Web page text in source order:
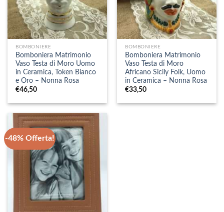
BOMBONIERE
Bomboniera Matrimonio
Vaso Testa di Moro Uomo
in Ceramica, Token Bianco
e Oro – Nonna Rosa
€46,50
BOMBONIERE
Bomboniera Matrimonio
Vaso Testa di Moro
Africano Sicily Folk, Uomo
in Ceramica – Nonna Rosa
€33,50
-48% Offerta!